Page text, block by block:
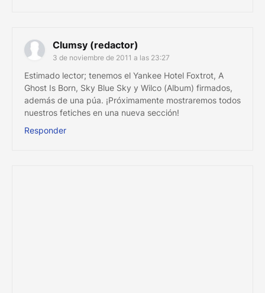
Clumsy (redactor)
3 de noviembre de 2011 a las 23:27
Estimado lector; tenemos el Yankee Hotel Foxtrot, A
Ghost Is Born, Sky Blue Sky y Wilco (Album) firmados,
además de una púa. ¡Próximamente mostraremos todos
nuestros fetiches en una nueva sección!
Responder